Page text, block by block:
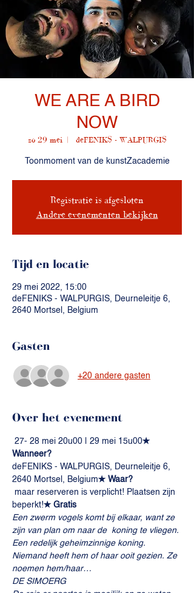
WE ARE A BIRD
NOW
zo 29 mei
  |
deFENIKS - WALPURGIS
Toonmoment van de kunstZacademie
Registratie is afgesloten
Andere evenementen bekijken
Tijd en locatie
29 mei 2022, 15:00
deFENIKS - WALPURGIS, Deurneleitje 6,
2640 Mortsel, Belgium
Gasten
+20 andere gasten
Over het evenement
27- 28 mei 20u00 | 29 mei 15u00✭
Wanneer?
deFENIKS - WALPURGIS, Deurneleitje 6,
2640 Mortsel, Belgium✭ Waar?
beperkt!✭ Gratis
Een zwerm vogels komt bij elkaar, want ze
zijn van plan om naar de  koning te vliegen.
Een redelijk geheimzinnige koning.
Niemand heeft hem of haar ooit gezien. Ze
noemen hem/haar…
DE SIMOERG